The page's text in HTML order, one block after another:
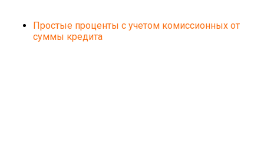
Простые проценты с учетом комиссионных от
суммы кредита